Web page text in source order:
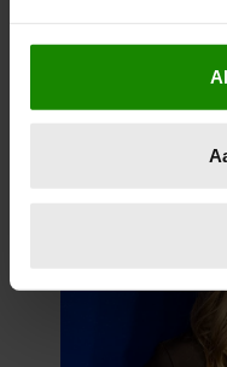
Als u het toestaat,
Informatie
locatie, die tot een
scannen op
verwerkt en stel uw
intrekken in de
We gebruiken cookies